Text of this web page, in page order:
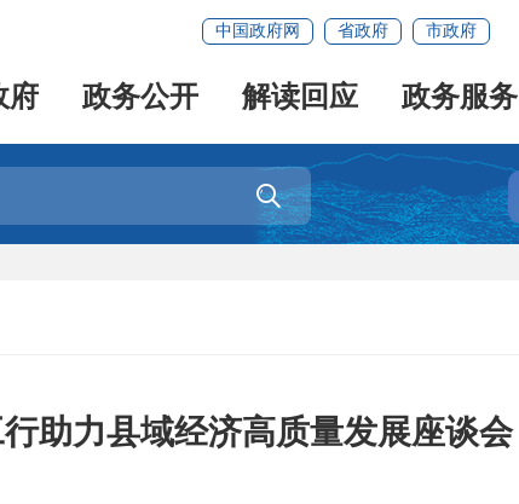
中国政府网 省政府 市政府
府 政务公开 解读回应 政务服务

助力县域经济高质量发展座谈会